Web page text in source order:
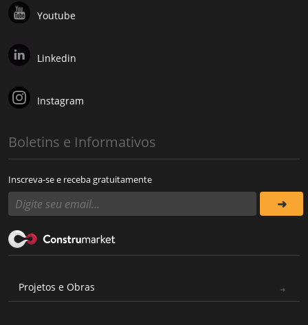
Youtube
Linkedin
Instagram
Boletins e Informativos
Inscreva-se e receba gratuitamente
Projetos e Obras